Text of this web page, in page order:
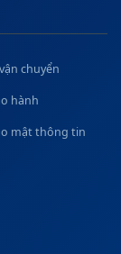
chuyển
hành
mật thông tin